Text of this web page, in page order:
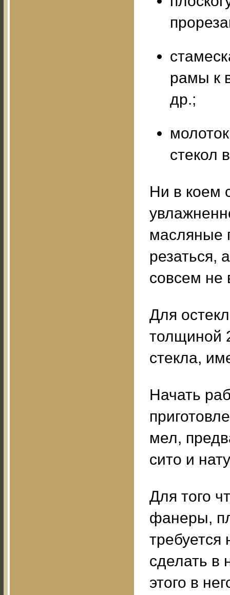
рамы к
др.;
стекол
Ни в коем
масляные
резаться,
совсем не
Для
толщиной
стекла,
Начать
мел,
сито и
Для того
фанеры,
требуется
сделать в
этого в